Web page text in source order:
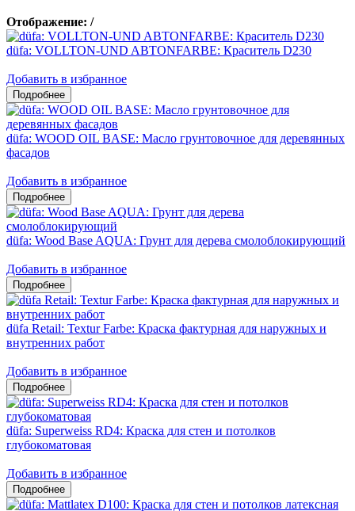
Отображение: /
düfa: VOLLTON-UND ABTONFARBE: Краситель D230
Добавить в избранное
düfa: WOOD OIL BASE: Масло грунтовочное для деревянных
фасадов
Добавить в избранное
düfa: Wood Base AQUA: Грунт для дерева смолоблокирующий
Добавить в избранное
düfa Retail: Textur Farbe: Краска фактурная для наружных и
внутренних работ
Добавить в избранное
düfa: Superweiss RD4: Краска для стен и потолков
глубокоматовая
Добавить в избранное